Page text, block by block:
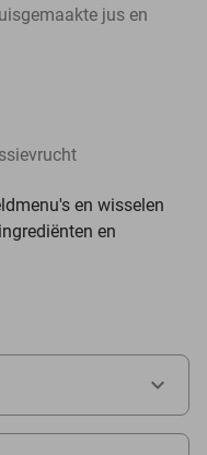
jus en
en wisselen
en